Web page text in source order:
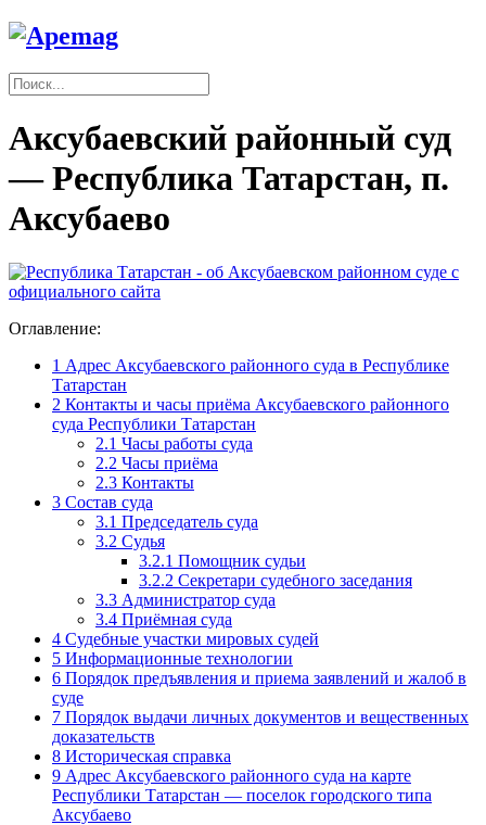
Аксубаевский районный суд
— Республика Татарстан, п.
Аксубаево
Оглавление:
1 Адрес Аксубаевского районного суда в Республике
Татарстан
2 Контакты и часы приёма Аксубаевского районного
суда Республики Татарстан
2.1 Часы работы суда
2.2 Часы приёма
2.3 Контакты
3 Состав суда
3.1 Председатель суда
3.2 Судья
3.2.1 Помощник судьи
3.2.2 Секретари судебного заседания
3.3 Администратор суда
3.4 Приёмная суда
4 Судебные участки мировых судей
5 Информационные технологии
6 Порядок предъявления и приема заявлений и жалоб в
суде
7 Порядок выдачи личных документов и вещественных
доказательств
8 Историческая справка
9 Адрес Аксубаевского районного суда на карте
Республики Татарстан — поселок городского типа
Аксубаево